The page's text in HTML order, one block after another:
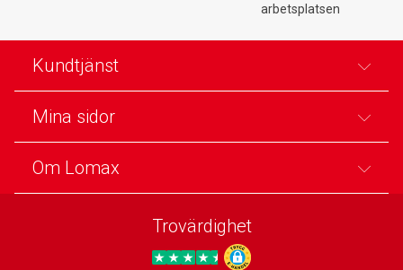
arbetsplatsen
Kundtjänst
Mina sidor
Om Lomax
Trovärdighet